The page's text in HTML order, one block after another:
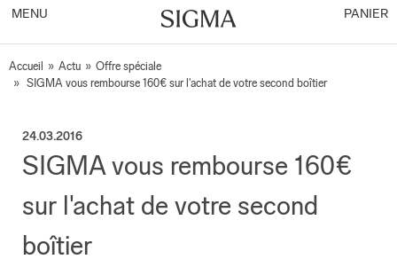
MENU PANIER
Accueil » Actu » Offre spéciale
» SIGMA vous rembourse 160€ sur l'achat de votre second boîtier
24.03.2016
SIGMA vous rembourse 160€
sur l'achat de votre second
boîtier